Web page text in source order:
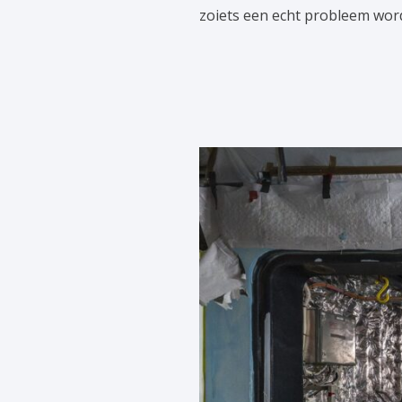
zoiets een echt probleem